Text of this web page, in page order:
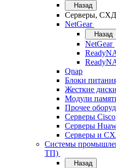
Назад
Серверы,
NetGear
Назад
NetGear
Qnap
Блоки
Жесткие диски
Модули
Прочее
Серверы Cisco
Серверы
Серверы и
Системы
ТП)
Назад